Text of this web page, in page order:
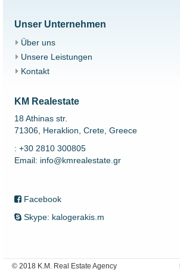
Unser Unternehmen
Über uns
Unsere Leistungen
Kontakt
KM Realestate
18 Athinas str.
71306, Heraklion, Crete, Greece
: +30 2810 300805
Email: info@kmrealestate.gr
Facebook
Skype: kalogerakis.m
© 2018 K.M. Real Estate Agency